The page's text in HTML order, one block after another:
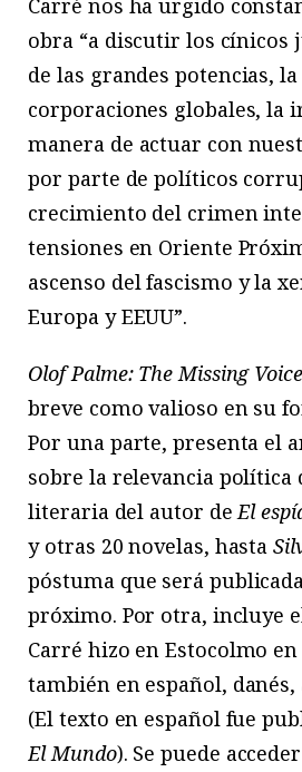
obra “a discutir los cínicos
de las grandes potencias,
corporaciones globales, la
manera de actuar con
por parte de políticos
crecimiento del crimen
tensiones en Oriente
ascenso del fascismo y la
Europa y EEUU”.
Olof Palme: The Missing Voice
breve como valioso en su
Por una parte, presenta el
sobre la relevancia política
literaria del autor de El
y otras 20 novelas, hasta
póstuma que será
próximo. Por otra, incluye
Carré hizo en Estocolmo
también en español,
(El texto en español fue
El Mundo). Se puede